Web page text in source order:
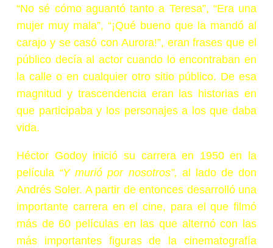
“No sé cómo aguantó tanto a Teresa”, “Era una
mujer muy mala”, “¡Qué bueno que la mandó al
carajo y se casó con Aurora!”, eran frases que el
público decía al actor cuando lo encontraban en
la calle o en cualquier otro sitio público. De esa
magnitud y trascendencia eran las historias en
que participaba y los personajes a los que daba
vida.
Héctor Godoy inició su carrera en 1950 en la
película “Y murió por nosotros”, al lado de don
Andrés Soler. A partir de entonces desarrolló una
importante carrera en el cine, para el que filmó
más de 60 películas en las que alternó con las
más importantes figuras de la cinematografía